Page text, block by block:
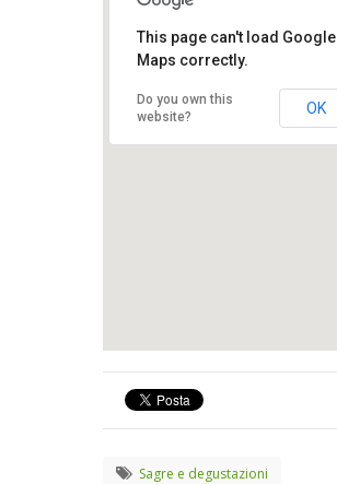
This page can't load Google
Maps correctly.
Do you own this
website?
OK
Sagre e degustazioni